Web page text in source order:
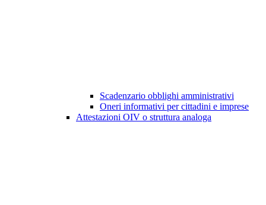
Scadenzario obblighi amministrativi
Oneri informativi per cittadini e imprese
Attestazioni OIV o struttura analoga